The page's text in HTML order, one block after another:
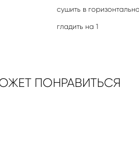
сушить в
гладить на 1
ПОНРАВИТЬСЯ